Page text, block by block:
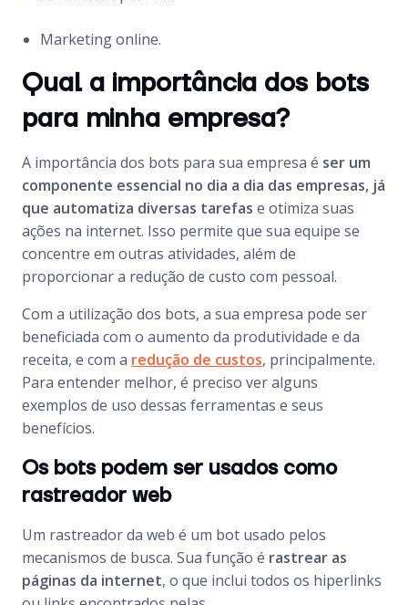
Marketing online.
Qual a importância dos bots
para minha empresa?
A importância dos bots para sua empresa é ser um
componente essencial no dia a dia das empresas, já
que automatiza diversas tarefas e otimiza suas
ações na internet. Isso permite que sua equipe se
concentre em outras atividades, além de
proporcionar a redução de custo com pessoal.
Com a utilização dos bots, a sua empresa pode ser
beneficiada com o aumento da produtividade e da
receita, e com a redução de custos, principalmente.
Para entender melhor, é preciso ver alguns
exemplos de uso dessas ferramentas e seus
benefícios.
Os bots podem ser usados como
rastreador web
Um rastreador da web é um bot usado pelos
mecanismos de busca. Sua função é rastrear as
páginas da internet, o que inclui todos os hiperlinks